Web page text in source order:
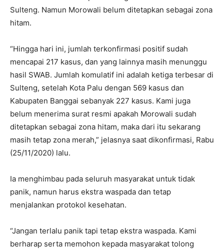
Sulteng. Namun Morowali belum ditetapkan sebagai zona
hitam.
“Hingga hari ini, jumlah terkonfirmasi positif sudah
mencapai 217 kasus, dan yang lainnya masih menunggu
hasil SWAB. Jumlah komulatif ini adalah ketiga terbesar di
Sulteng, setelah Kota Palu dengan 569 kasus dan
Kabupaten Banggai sebanyak 227 kasus. Kami juga
belum menerima surat resmi apakah Morowali sudah
ditetapkan sebagai zona hitam, maka dari itu sekarang
masih tetap zona merah,” jelasnya saat dikonfirmasi, Rabu
(25/11/2020) lalu.
Ia menghimbau pada seluruh masyarakat untuk tidak
panik, namun harus ekstra waspada dan tetap
menjalankan protokol kesehatan.
“Jangan terlalu panik tapi tetap ekstra waspada. Kami
berharap serta memohon kepada masyarakat tolong